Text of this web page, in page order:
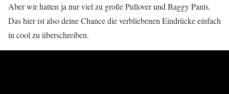
Aber wir hatten ja nur viel zu große Pullover und Baggy Pants.
Das hier ist also deine Chance die verbliebenen Eindrücke einfach
in cool zu überschreiben.